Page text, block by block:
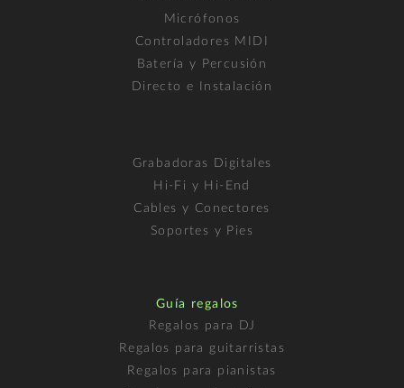
Micrófonos
Controladores MIDI
Batería y Percusión
Directo e Instalación
Grabadoras Digitales
Hi-Fi y Hi-End
Cables y Conectores
Soportes y Pies
Guía regalos
Regalos para DJ
Regalos para guitarristas
Regalos para pianistas